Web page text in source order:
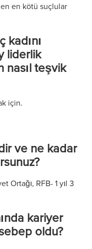
en kötü suçlular
kadını
liderlik
nasıl teşvik
için.
ve ne kadar
Ortağı, RFB- 1 yıl 3
kariyer
oldu?